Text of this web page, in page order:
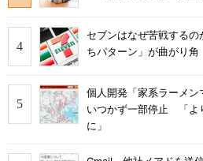
セブンはなぜ苦戦する
ちパターン」が曲がり角
個人開発「家系ラーメ
いつかず一部停止 「よ
に」